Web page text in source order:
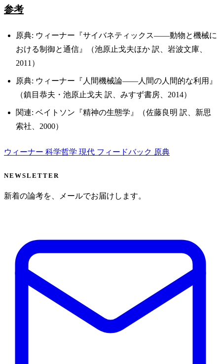
参考
原典: ウィーナー『サイバネティックス——動物と機械に
おける制御と通信』（池原止戈夫ほか 訳、岩波文庫、
2011）
原典: ウィーナー『人間機械論——人間の人間的な利用』
（鎮目恭夫・池原止戈夫 訳、みすず書房、2014）
関連: ベイトソン『精神の生態学』（佐藤良明 訳、新思
索社、2000）
ウィーナー 科学哲学 現代 フィードバック 原典
NEWSLETTER
新着の論考を、メールでお届けします。